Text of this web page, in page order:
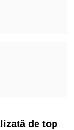
de top